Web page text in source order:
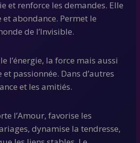
et renforce les demandes. Elle
abondance. Permet le
de l’Invisible.
l’énergie, la force mais aussi
passionnée. Dans d’autres
et les amitiés.
l’Amour, favorise les
dynamise la tendresse,